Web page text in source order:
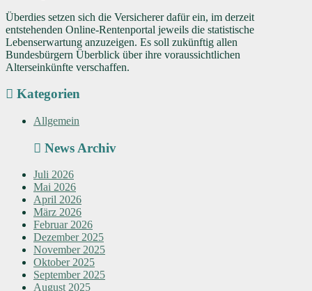
Überdies setzen sich die Versicherer dafür ein, im derzeit
entstehenden Online-Rentenportal jeweils die statistische
Lebenserwartung anzuzeigen. Es soll zukünftig allen
Bundesbürgern Überblick über ihre voraussichtlichen
Alterseinkünfte verschaffen.
Kategorien
Allgemein
News Archiv
Juli 2026
Mai 2026
April 2026
März 2026
Februar 2026
Dezember 2025
November 2025
Oktober 2025
September 2025
August 2025